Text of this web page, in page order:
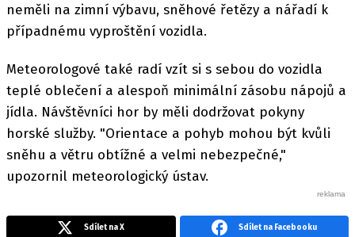
neměli na zimní výbavu, sněhové řetězy a nářadí k
případnému vyproštění vozidla.
Meteorologové také radí vzít si s sebou do vozidla
teplé oblečení a alespoň minimální zásobu nápojů a
jídla. Návštěvníci hor by měli dodržovat pokyny
horské služby. "Orientace a pohyb mohou být kvůli
sněhu a větru obtížné a velmi nebezpečné,"
upozornil meteorologický ústav.
Sdílet na X Sdílet na Facebooku